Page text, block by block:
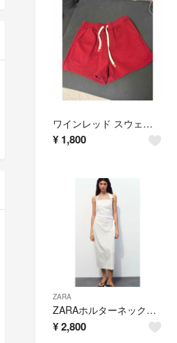
ワインレッド スウェットショートパンツ
¥ 1,800
ZARA
ZARAホルターネックギャバジンミディワンピース
¥2,800